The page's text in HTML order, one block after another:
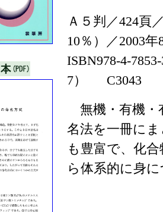
Ａ５判／424頁
10％）／2003年
ISBN978-4-
7） C3043
無機・有機・
名法を一冊に
も豊富で、化
ら体系的に身